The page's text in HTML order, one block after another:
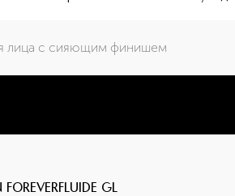
лица с сияющим финишем
GL